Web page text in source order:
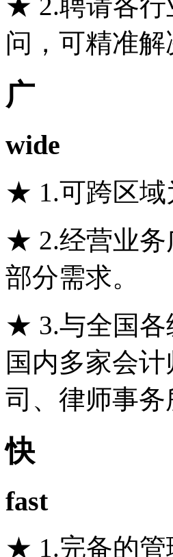
★ 2.聘请各行
问，可精准
广
wide
★ 1.可跨区域
★ 2.经营业务
部分需求。
★ 3.与全国各
国内多家会
司、律师事
快
fast
★ 1.完备的管